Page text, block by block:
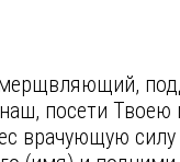
посети
врачующую